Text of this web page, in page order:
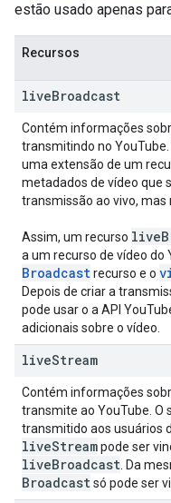
estão usado apenas
Recursos
liveBroadcast
Contém informações
transmitindo no YouTube.
uma extensão de um
metadados de vídeo que
transmissão ao vivo, mas
Assim, um recurso live
a um recurso de vídeo do
Broadcastrecurso e o
Depois de criar a
pode usar o a API
adicionais sobre o vídeo.
liveStream
Contém informações
transmite ao YouTube. O
transmitido aos usuários
liveStreampode ser
liveBroadcast . Da
Broadcastsó pode ser